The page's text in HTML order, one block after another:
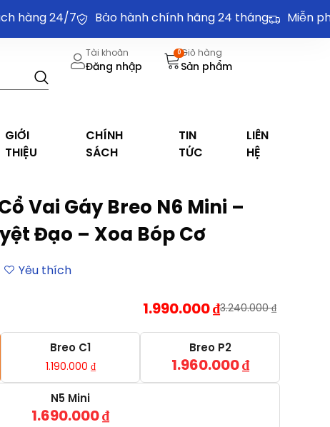
24/7 Bảo hành chính hãng 24 tháng Miễn phí
Tài khoản
Đăng nhập
0Giỏ hàng
Sản phẩm
GIỚI
THIỆU
CHÍNH
SÁCH
TIN
TỨC
LIÊN
HỆ
Vai Gáy Breo N6 Mini –
Đạo – Xoa Bóp Cơ
3.240.000₫
1.990.000₫
Breo C1
1.190.000 ₫
Breo P2
1.960.000₫
N5 Mini
1.690.000₫